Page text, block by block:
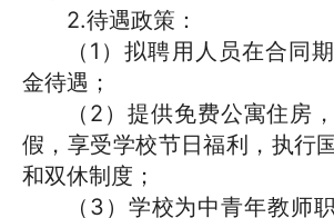
2.待遇政策：
（ 1 ）拟聘用人员在合同
金待遇 ；
（2）提供免费公寓住房
假，享受学校节日福利，执行
和双休制度；
（3）学校为中青年教师